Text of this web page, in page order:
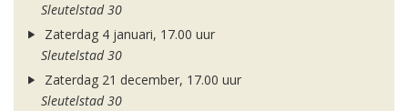
Sleutelstad 30
Zaterdag 4 januari, 17.00 uur
Sleutelstad 30
Zaterdag 21 december, 17.00 uur
Sleutelstad 30